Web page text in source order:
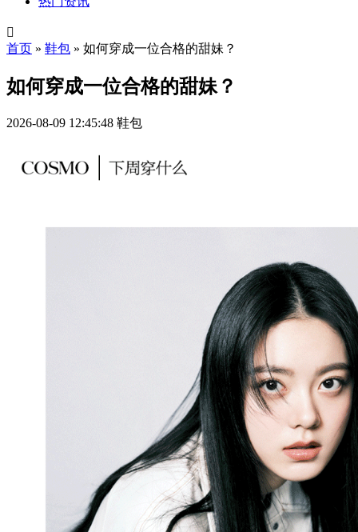

首页 » 鞋包 » 如何穿成一位合格的甜妹？
如何穿成一位合格的甜妹？
2026-08-09 12:45:48 鞋包